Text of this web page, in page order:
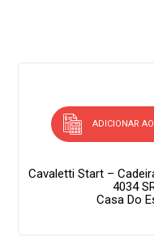
ADICIONAR
Cavaletti Start –
4034
Casa Do